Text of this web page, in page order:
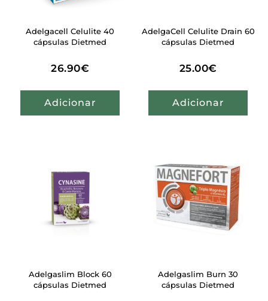
Adelgacell Celulite 40
cápsulas Dietmed
26.90€
Adicionar
AdelgaCell Celulite Drain 60
cápsulas Dietmed
25.00€
Adicionar
Adelgaslim Block 60
cápsulas Dietmed
Adelgaslim Burn 30
cápsulas Dietmed